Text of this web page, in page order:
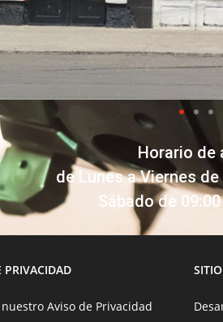
Horario de
de Lunes a Viernes
Sábado de
PRIVACIDAD
Aviso de Privacidad